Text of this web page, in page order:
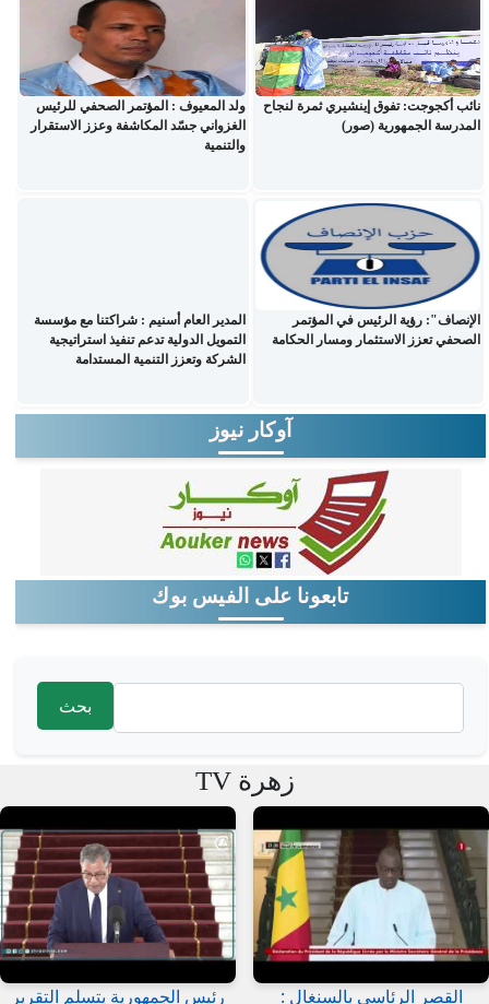
نائب أكجوجت: تفوق إينشيري ثمرة لنجاح
المدرسة الجمهورية (صور)
ولد المعيوف : المؤتمر الصحفي للرئيس
الغزواني جسّد المكاشفة وعزز الاستقرار
والتنمية
الإنصاف": رؤية الرئيس في المؤتمر
الصحفي تعزز الاستثمار ومسار الحكامة
المدير العام أسنيم : شراكتنا مع مؤسسة
التمويل الدولية تدعم تنفيذ استراتيجية
الشركة وتعزز التنمية المستدامة
آوكار نيوز
تابعونا على الفيس بوك
‏بحث ‏
زهرة TV
القصر الرئاسى بالسنغال : رئيس الجمهورية يتسلم التقرير